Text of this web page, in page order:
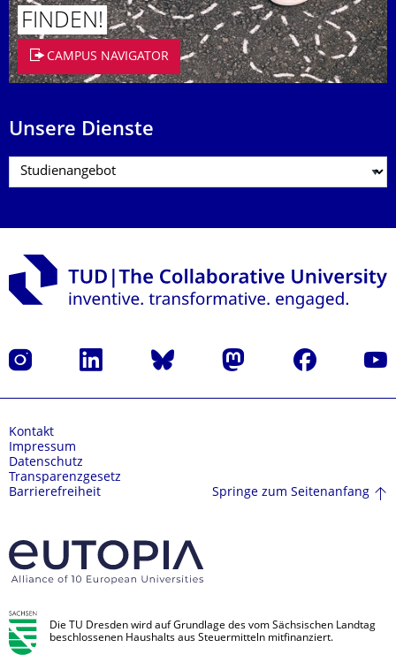
FINDEN!
CAMPUS NAVIGATOR
Unsere Dienste
Instagram LinkedIn Bluesky Mastodon Facebook
Kontakt
Impressum
Datenschutz
Transparenzgesetz
Barrierefreiheit
Springe zum Seitenanfang
Die TU Dresden wird auf Grundlage des vom Sächsischen Landtag
beschlossenen Haushalts aus Steuermitteln mitfinanziert.